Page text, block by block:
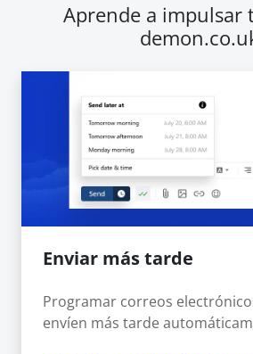
Aprende a impulsar
Enviar más tarde
Programar correos
envíen más tarde